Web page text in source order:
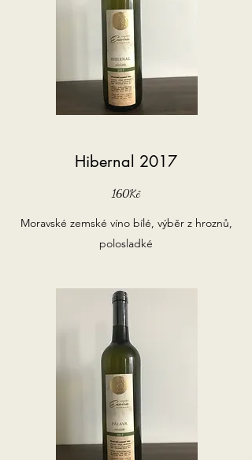
Hibernal 2017
160Kč
Moravské zemské víno bílé, výběr z hroznů,
polosladké